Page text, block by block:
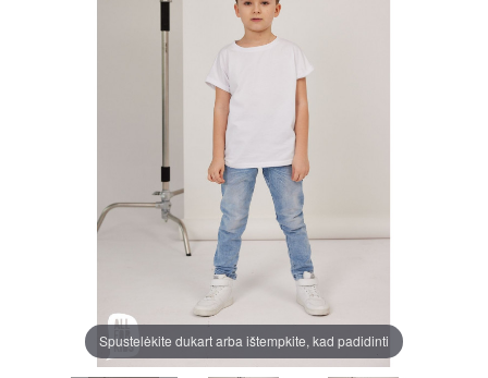
Spustelėkite dukart arba ištempkite, kad padidinti